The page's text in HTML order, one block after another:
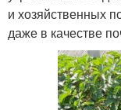
и хозяйственных
даже в качестве